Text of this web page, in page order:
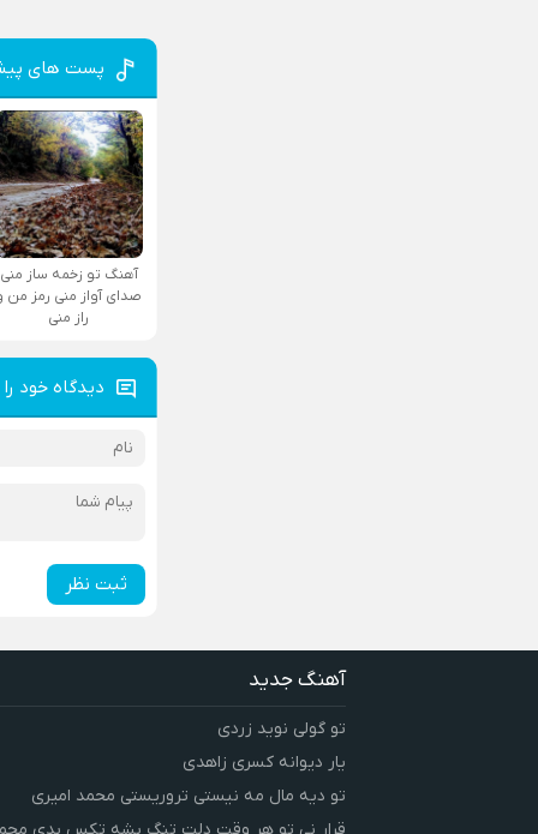
پست های
آهنگ تو زخمه ساز منی
صدای آواز منی رمز من
راز منی
دیدگاه خود
ثبت نظر
آهنگ جدید
تو گولی نوید زردی
یار دیوانه کسری زاهدی
تو دیه مال مه نیستی تروریستی محمد امیری